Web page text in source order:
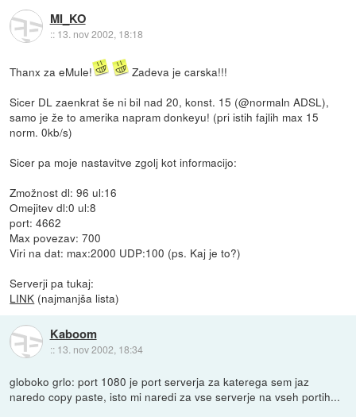
MI_KO
:: 13. nov 2002, 18:18
Thanx za eMule!
Zadeva je carska!!!
Sicer DL zaenkrat še ni bil nad 20, konst. 15 (@normaln ADSL),
samo je že to amerika napram donkeyu! (pri istih fajlih max 15
norm. 0kb/s)
Sicer pa moje nastavitve zgolj kot informacijo:
Zmožnost dl: 96 ul:16
Omejitev dl:0 ul:8
port: 4662
Max povezav: 700
Viri na dat: max:2000 UDP:100 (ps. Kaj je to?)
Serverji pa tukaj:
LINK (najmanjša lista)
Kaboom
:: 13. nov 2002, 18:34
globoko grlo: port 1080 je port serverja za katerega sem jaz
naredo copy paste, isto mi naredi za vse serverje na vseh portih...